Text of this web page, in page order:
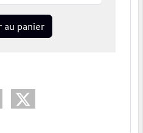
au panier